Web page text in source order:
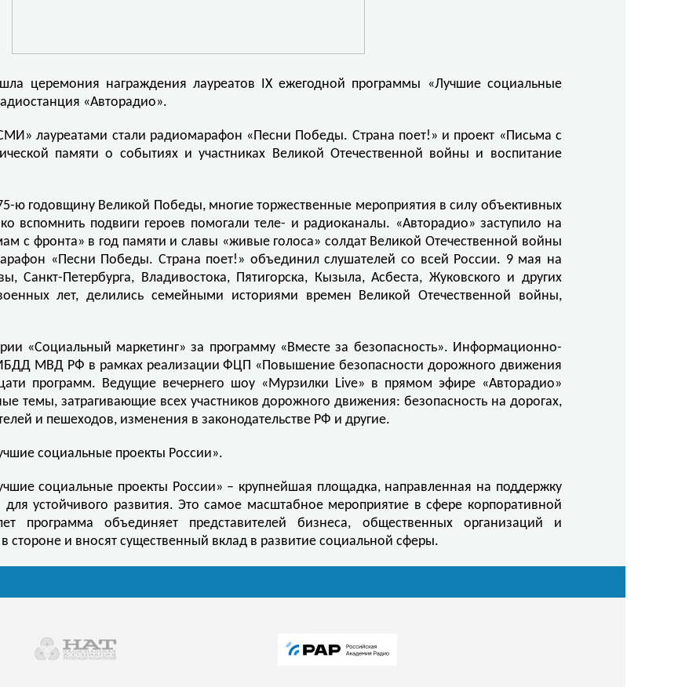
церемония награждения лауреатов IX ежегодной программы «Лучшие социальные
«Авторадио».
лауреатами стали радиомарафон «Песни Победы. Страна поет!» и проект «Письма с
памяти о событиях и участниках Великой Отечественной войны и воспитание
ю годовщину Великой Победы, многие торжественные мероприятия в силу объективных
вспомнить подвиги героев помогали теле- и радиоканалы. «Авторадио» заступило на
с фронта» в год памяти и славы «живые голоса» солдат Великой Отечественной войны
«Песни Победы. Страна поет!» объединил слушателей со всей России. 9 мая на
Санкт-Петербурга, Владивостока, Пятигорска, Кызыла, Асбеста, Жуковского и других
лет, делились семейными историями времен Великой Отечественной войны,
«Социальный маркетинг» за программу «Вместе за безопасность». Информационно-
МВД РФ в рамках реализации ФЦП «Повышение безопасности дорожного движения
программ. Ведущие вечернего шоу «Мурзилки Live» в прямом эфире «Авторадио»
темы, затрагивающие всех участников дорожного движения: безопасность на дорогах,
и пешеходов, изменения в законодательстве РФ и другие.
социальные проекты России».
социальные проекты России» – крупнейшая площадка, направленная на поддержку
устойчивого развития. Это самое масштабное мероприятие в сфере корпоративной
программа объединяет представителей бизнеса, общественных организаций и
в стороне и вносят существенный вклад в развитие социальной сферы.